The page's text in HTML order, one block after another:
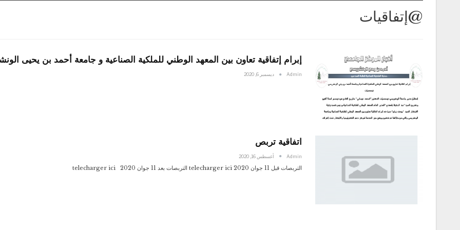
@إتفاقيات
إبرام إتفاقية تعاون بين المعهد الوطني للملكية الصناعية و جامعة أحمد بن يحيى
Admin ديسمبر 6, 2020
اتفاقية تربص
Admin أغسطس 16, 2020
التربصات قبل 11 جوان 2020 telecharger ici التربصات بعد 11 جوان 2020 telecharger ici